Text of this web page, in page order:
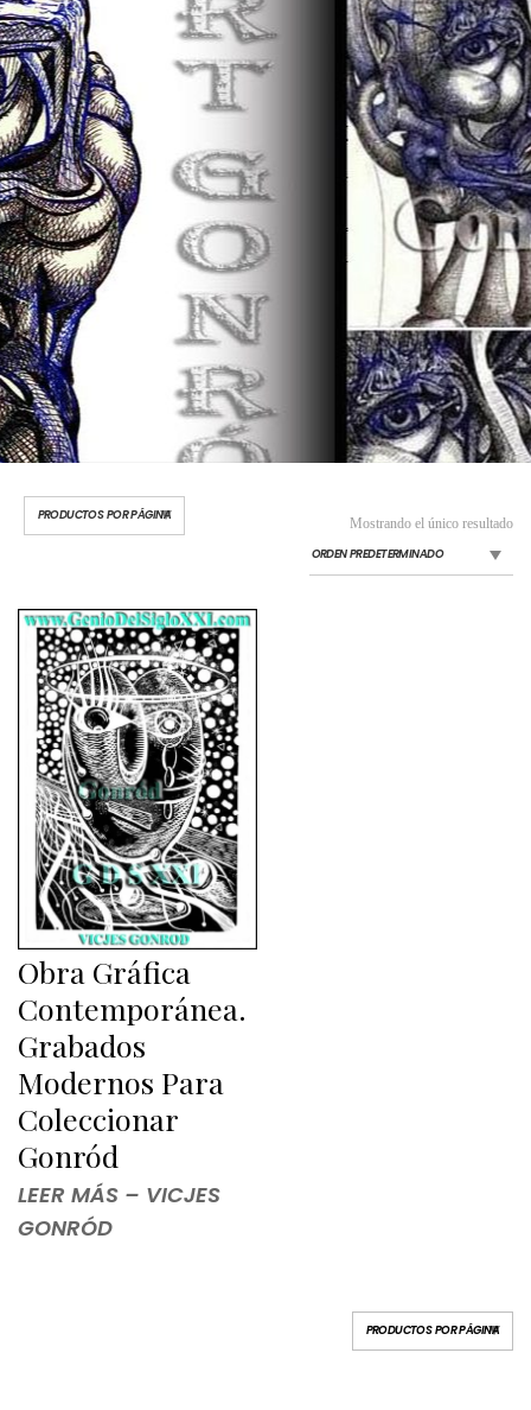
Mostrando el único resultado
Obra Gráfica
Contemporánea.
Grabados
Modernos Para
Coleccionar
Gonród
LEER MÁS – VICJES
GONRÓD